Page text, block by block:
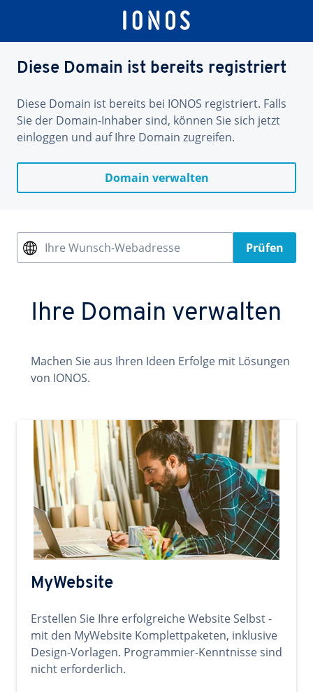
Diese Domain ist bereits registriert
Diese Domain ist bereits bei IONOS registriert. Falls
Sie der Domain-Inhaber sind, können Sie sich jetzt
einloggen und auf Ihre Domain zugreifen.
Domain verwalten
Ihre Wunsch-Webadresse Prüfen
Ihre Domain verwalten
Machen Sie aus Ihren Ideen Erfolge mit Lösungen
von IONOS.
MyWebsite
Erstellen Sie Ihre erfolgreiche Website Selbst -
mit den MyWebsite Komplettpaketen, inklusive
Design-Vorlagen. Programmier-Kenntnisse sind
nicht erforderlich.